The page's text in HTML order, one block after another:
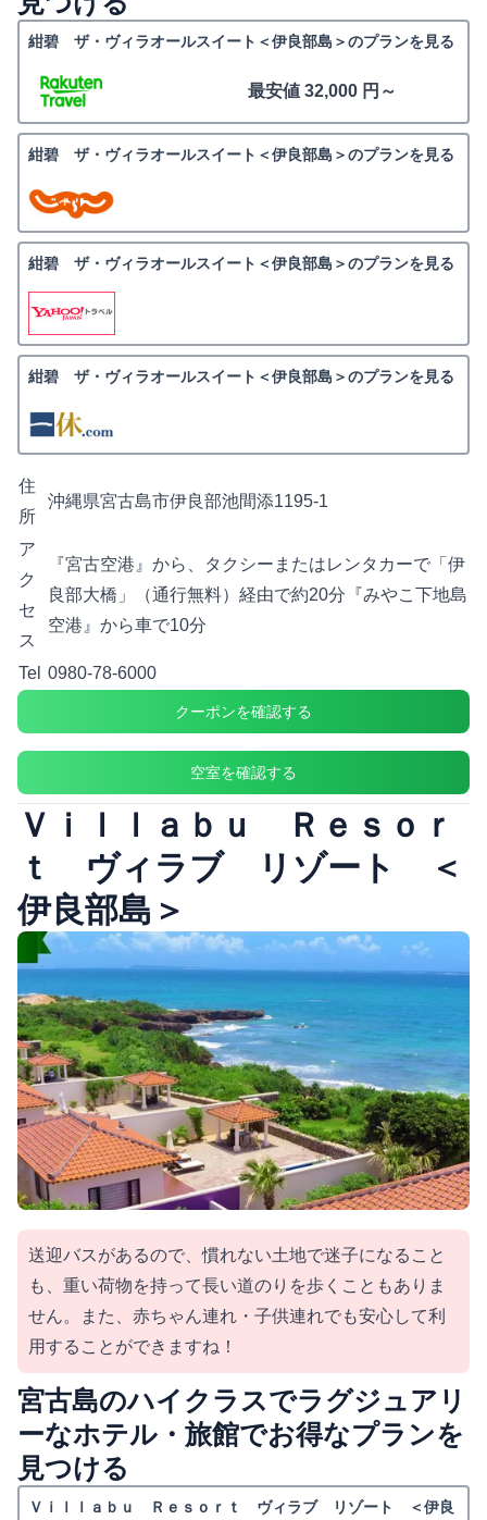
紺碧 ザ・ヴィラオールスイート＜伊良部島＞のプランを見る
最安値 32,000 円～
紺碧 ザ・ヴィラオールスイート＜伊良部島＞のプランを見る
紺碧 ザ・ヴィラオールスイート＜伊良部島＞のプランを見る
紺碧 ザ・ヴィラオールスイート＜伊良部島＞のプランを見る
住
所
沖縄県宮古島市伊良部池間添1195-1
ア
ク
セ
ス
『宮古空港』から、タクシーまたはレンタカーで「伊
良部大橋」（通行無料）経由で約20分『みやこ下地島
空港』から車で10分
Tel 0980-78-6000
クーポンを確認する
空室を確認する
Ｖｉｌｌａｂｕ Ｒｅｓｏｒ
ｔ ヴィラブ リゾート ＜
伊良部島＞
送迎バスがあるので、慣れない土地で迷子になること
も、重い荷物を持って長い道のりを歩くこともありま
せん。また、赤ちゃん連れ・子供連れでも安心して利
用することができますね！
宮古島のハイクラスでラグジュアリ
ーなホテル・旅館でお得なプランを
見つける
Ｖｉｌｌａｂｕ Ｒｅｓｏｒｔ ヴィラブ リゾート ＜伊良